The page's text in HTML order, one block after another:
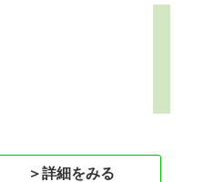
＞詳細をみる